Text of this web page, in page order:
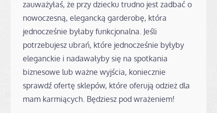
zauważyłaś, że przy dziecku trudno jest zadbać o
nowoczesną, elegancką garderobę, która
jednocześnie byłaby funkcjonalna. Jeśli
potrzebujesz ubrań, które jednocześnie byłyby
eleganckie i nadawałyby się na spotkania
biznesowe lub ważne wyjścia, koniecznie
sprawdź ofertę sklepów, które oferują odzież dla
mam karmiących. Będziesz pod wrażeniem!